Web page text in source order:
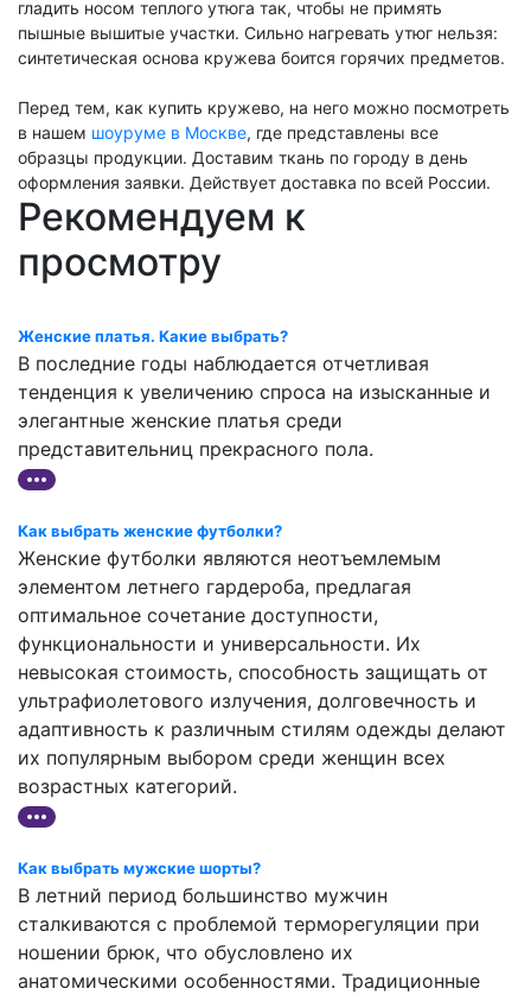
гладить носом теплого утюга так, чтобы не примять
пышные вышитые участки. Сильно нагревать утюг нельзя:
синтетическая основа кружева боится горячих предметов.
Перед тем, как купить кружево, на него можно посмотреть
в нашемшоуруме в Москве, где представлены все
образцы продукции. Доставим ткань по городу в день
оформления заявки. Действует доставка по всей России.
Рекомендуем к
просмотру
Женские платья. Какие выбрать?
В последние годы наблюдается отчетливая
тенденция к увеличению спроса на изысканные и
элегантные женские платья среди
представительниц прекрасного пола.
Как выбрать женские футболки?
Женские футболки являются неотъемлемым
элементом летнего гардероба, предлагая
оптимальное сочетание доступности,
функциональности и универсальности. Их
невысокая стоимость, способность защищать от
ультрафиолетового излучения, долговечность и
адаптивность к различным стилям одежды делают
их популярным выбором среди женщин всех
возрастных категорий.
Как выбрать мужские шорты?
В летний период большинство мужчин
сталкиваются с проблемой терморегуляции при
ношении брюк, что обусловлено их
анатомическими особенностями. Традиционные